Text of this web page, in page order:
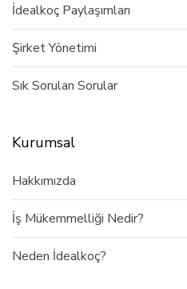
İdealkoç Paylaşımları
Şirket Yönetimi
Sık Sorulan Sorular
Kurumsal
Hakkımızda
İş Mükemmelliği Nedir?
Neden İdealkoç?